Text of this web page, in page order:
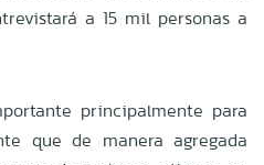
a 15 mil personas a
principalmente para
que de manera agregada